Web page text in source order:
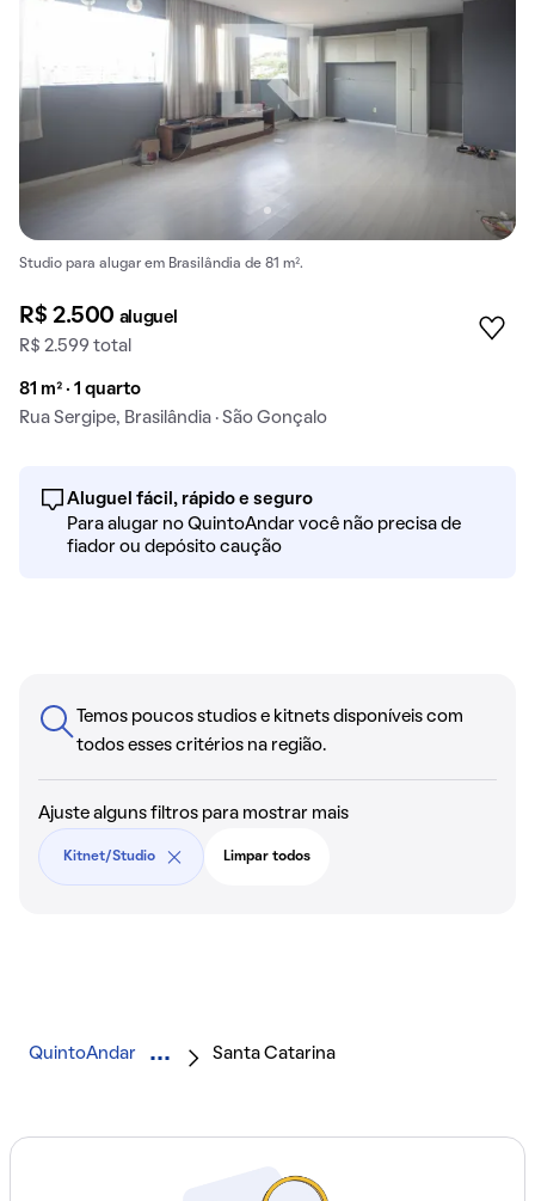
Studio para alugar em Brasilândia de 81 m².
R$ 2.500 aluguel
R$ 2.599 total
81 m² · 1 quarto
Rua Sergipe, Brasilândia · São Gonçalo
Aluguel fácil, rápido e seguro
Para alugar no QuintoAndar você não precisa de
fiador ou depósito caução
Temos poucos studios e kitnets disponíveis com
todos esses critérios na região.
Ajuste alguns filtros para mostrar mais
Kitnet/Studio Limpar todos
QuintoAndar Santa Catarina